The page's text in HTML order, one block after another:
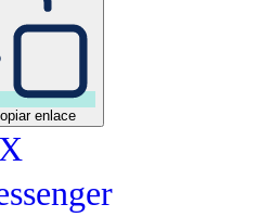
enlace
X